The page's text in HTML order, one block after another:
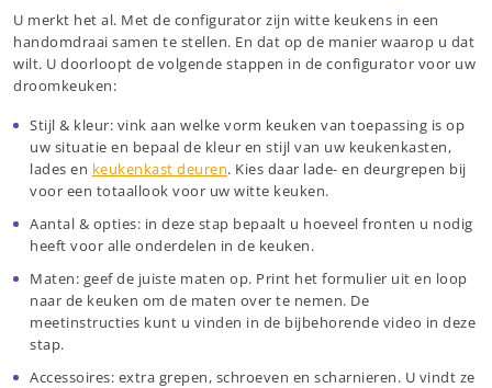
U merkt het al. Met de configurator zijn witte keukens in een
handomdraai samen te stellen. En dat op de manier waarop u dat
wilt. U doorloopt de volgende stappen in de configurator voor uw
droomkeuken:
Stijl & kleur: vink aan welke vorm keuken van toepassing is op
uw situatie en bepaal de kleur en stijl van uw keukenkasten,
lades en keukenkast deuren. Kies daar lade- en deurgrepen bij
voor een totaallook voor uw witte keuken.
Aantal & opties: in deze stap bepaalt u hoeveel fronten u nodig
heeft voor alle onderdelen in de keuken.
Maten: geef de juiste maten op. Print het formulier uit en loop
naar de keuken om de maten over te nemen. De
meetinstructies kunt u vinden in de bijbehorende video in deze
stap.
Accessoires: extra grepen, schroeven en scharnieren. U vindt ze